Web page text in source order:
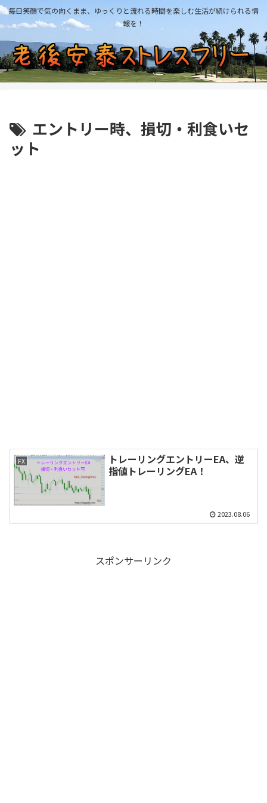
毎日笑顔で気の向くまま、ゆっくりと流れる時間を楽しむ生活が続けられる情
報を！
エントリー時、損切・利食いセ
ット
FX
トレーリングエントリーEA、逆
指値トレーリングEA！
2023.08.06
スポンサーリンク